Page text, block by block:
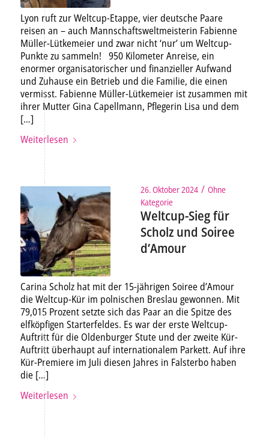
Lyon ruft zur Weltcup-Etappe, vier deutsche Paare
reisen an – auch Mannschaftsweltmeisterin Fabienne
Müller-Lütkemeier und zwar nicht ‘nur’ um Weltcup-
Punkte zu sammeln! 950 Kilometer Anreise, ein
enormer organisatorischer und finanzieller Aufwand
und Zuhause ein Betrieb und die Familie, die einen
vermisst. Fabienne Müller-Lütkemeier ist zusammen mit
ihrer Mutter Gina Capellmann, Pflegerin Lisa und dem
[…]
Weiterlesen
26. Oktober 2024 / Ohne
Kategorie
Weltcup-Sieg für
Scholz und Soiree
d’Amour
Carina Scholz hat mit der 15-jährigen Soiree d’Amour
die Weltcup-Kür im polnischen Breslau gewonnen. Mit
79,015 Prozent setzte sich das Paar an die Spitze des
elfköpfigen Starterfeldes. Es war der erste Weltcup-
Auftritt für die Oldenburger Stute und der zweite Kür-
Auftritt überhaupt auf internationalem Parkett. Auf ihre
Kür-Premiere im Juli diesen Jahres in Falsterbo haben
die […]
Weiterlesen